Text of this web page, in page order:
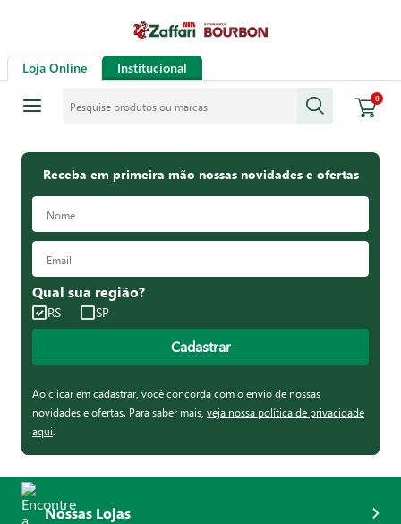
Loja Online Institucional
0
Receba em primeira mão nossas novidades e ofertas
Qual sua região?
RS SP
Cadastrar
Ao clicar em cadastrar, você concorda com o envio de nossas
novidades e ofertas. Para saber mais, veja nossa política de privacidade
aqui.
Nossas Lojas